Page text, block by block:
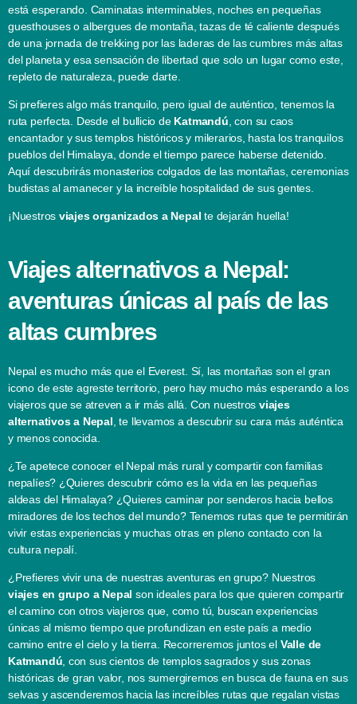
está esperando. Caminatas interminables, noches en pequeñas
guesthouses o albergues de montaña, tazas de té caliente después
de una jornada de trekking por las laderas de las cumbres más altas
del planeta y esa sensación de libertad que solo un lugar como este,
repleto de naturaleza, puede darte.
Si prefieres algo más tranquilo, pero igual de auténtico, tenemos la
ruta perfecta. Desde el bullicio de Katmandú , con su caos
encantador y sus templos históricos y milerarios, hasta los tranquilos
pueblos del Himalaya, donde el tiempo parece haberse detenido.
Aquí descubrirás monasterios colgados de las montañas, ceremonias
budistas al amanecer y la increíble hospitalidad de sus gentes.
¡Nuestros viajes organizados a Nepal te dejarán huella!
Viajes alternativos a Nepal:
aventuras únicas al país de las
altas cumbres
Nepal es mucho más que el Everest. Sí, las montañas son el gran
icono de este agreste territorio, pero hay mucho más esperando a los
viajeros que se atreven a ir más allá. Con nuestrosviajes
alternativos a Nepal , te llevamos a descubrir su cara más auténtica
y menos conocida.
¿Te apetece conocer el Nepal más rural y compartir con familias
nepalíes? ¿Quieres descubrir cómo es la vida en las pequeñas
aldeas del Himalaya? ¿Quieres caminar por senderos hacia bellos
miradores de los techos del mundo? Tenemos rutas que te permitirán
vivir estas experiencias y muchas otras en pleno contacto con la
cultura nepalí.
¿Prefieres vivir una de nuestras aventuras en grupo? Nuestros
viajes en grupo a Nepal son ideales para los que quieren compartir
el camino con otros viajeros que, como tú, buscan experiencias
únicas al mismo tiempo que profundizan en este país a medio
camino entre el cielo y la tierra. Recorreremos juntos el Valle de
Katmandú , con sus cientos de templos sagrados y sus zonas
históricas de gran valor, nos sumergiremos en busca de fauna en sus
selvas y ascenderemos hacia las increíbles rutas que regalan vistas